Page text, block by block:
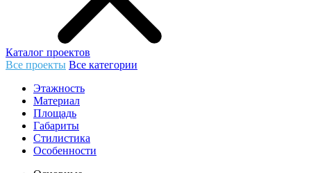
Каталог проектов
Все проекты Все категории
Этажность
Материал
Площадь
Габариты
Стилистика
Особенности